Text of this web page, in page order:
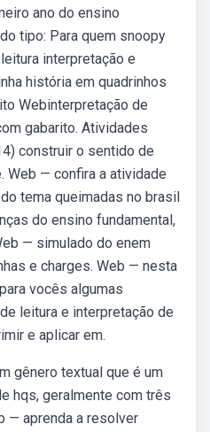
ano do ensino
tipo: Para quem snoopy
interpretação e
história em quadrinhos
Webinterpretação de
gabarito. Atividades
construir o sentido de
Web — confira a atividade
tema queimadas no brasil
do ensino fundamental,
— simulado do enem
e charges. Web — nesta
vocês algumas
leitura e interpretação de
e aplicar em.
gênero textual que é um
hqs, geralmente com três
— aprenda a resolver